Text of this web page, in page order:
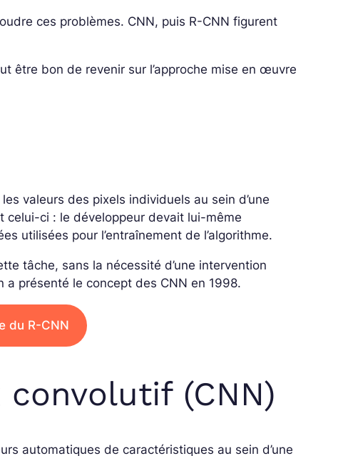
ces problèmes. CNN, puis R-CNN figurent
être bon de revenir sur l’approche mise en œuvre
valeurs des pixels individuels au sein d’une
celui-ci : le développeur devait lui-même
utilisées pour l’entraînement de l’algorithme.
tâche, sans la nécessité d’une intervention
a présenté le concept des CNN en 1998.
du R-CNN
convolutif (CNN)
automatiques de caractéristiques au sein d’une